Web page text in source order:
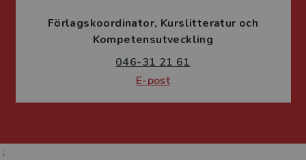
Förlagskoordinator Kurslitteratur och
Kompetensutveckling
046-31 21 61
E-post
;